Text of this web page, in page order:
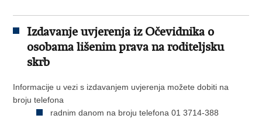
Izdavanje uvjerenja iz Očevidnika o
osobama lišenim prava na roditeljsku
skrb
Informacije u vezi s izdavanjem uvjerenja možete dobiti na
broju telefona
radnim danom na broju telefona 01 3714-388